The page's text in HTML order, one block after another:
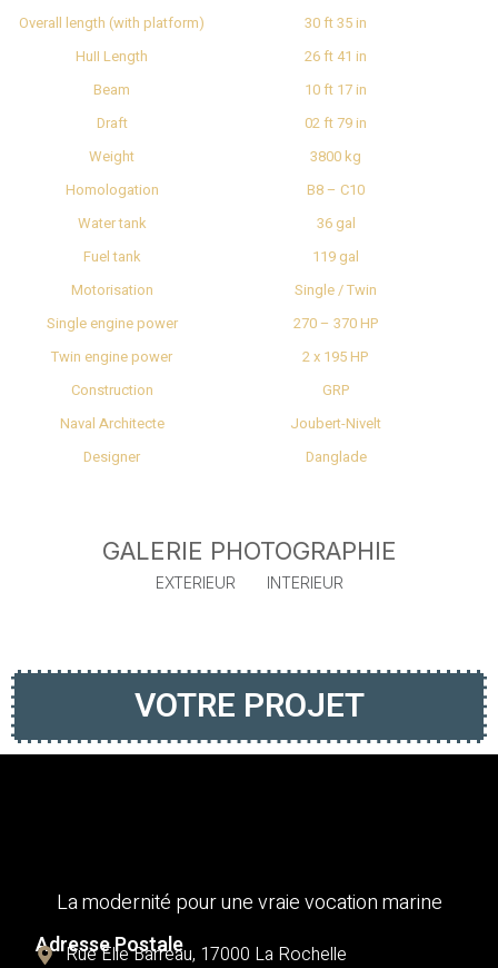
Overall length (with platform)
30 ft 35 in
HuII Length
26 ft 41 in
Beam
10 ft 17 in
Draft
02 ft 79 in
Weight
3800 kg
Homologation
B8 – C10
Water tank
36 gal
Fuel tank
119 gal
Motorisation
Single / Twin
Single engine power
270 – 370 HP
Twin engine power
2 x 195 HP
Construction
GRP
Naval Architecte
Joubert-Nivelt
Designer
Danglade
GALERIE PHOTOGRAPHIE
EXTERIEUR INTERIEUR
VOTRE PROJET
La modernité pour une vraie vocation marine
Adresse Postale
Rue Élie Barreau, 17000 La Rochelle